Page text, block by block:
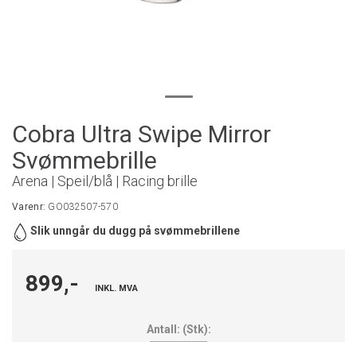
Cobra Ultra Swipe Mirror
Svømmebrille
Arena | Speil/blå | Racing brille
Varenr: GO032507-570
Slik unngår du dugg på svømmebrillene
899,- INKL. MVA
Antall: (Stk):